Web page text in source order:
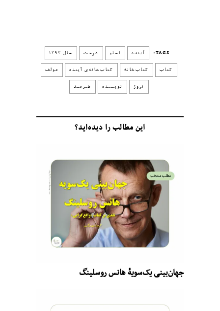
TAGS: آینده اسلو درخت سال ۱۳۹۳
کتاب کتاب‌خانه کتاب‌خانه‌ی آینده مولف
نروژ نویسنده هنرمند
این مطالب را دیده‌اید؟
جهان‌بینی یک‌سویهٔ هانس روسلینگ